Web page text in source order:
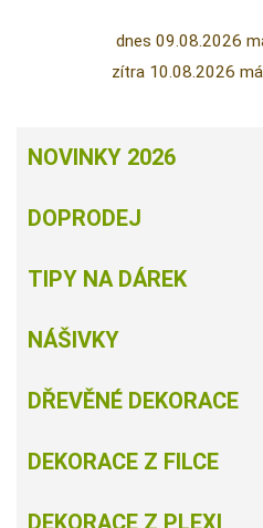
dnes 09.08.2026
zítra 10.08.2026
NOVINKY 2026
DOPRODEJ
TIPY NA DÁREK
NÁŠIVKY
DŘEVĚNÉ DEKORACE
DEKORACE Z FILCE